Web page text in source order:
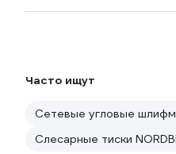
Часто ищут
Сетевые угловые
Слесарные тиски